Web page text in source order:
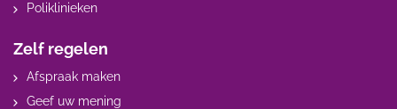
Poliklinieken
Zelf regelen
Afspraak maken
Geef uw mening